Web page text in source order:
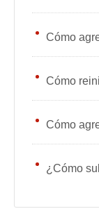
Cómo
Cómo
Cómo
¿Cómo